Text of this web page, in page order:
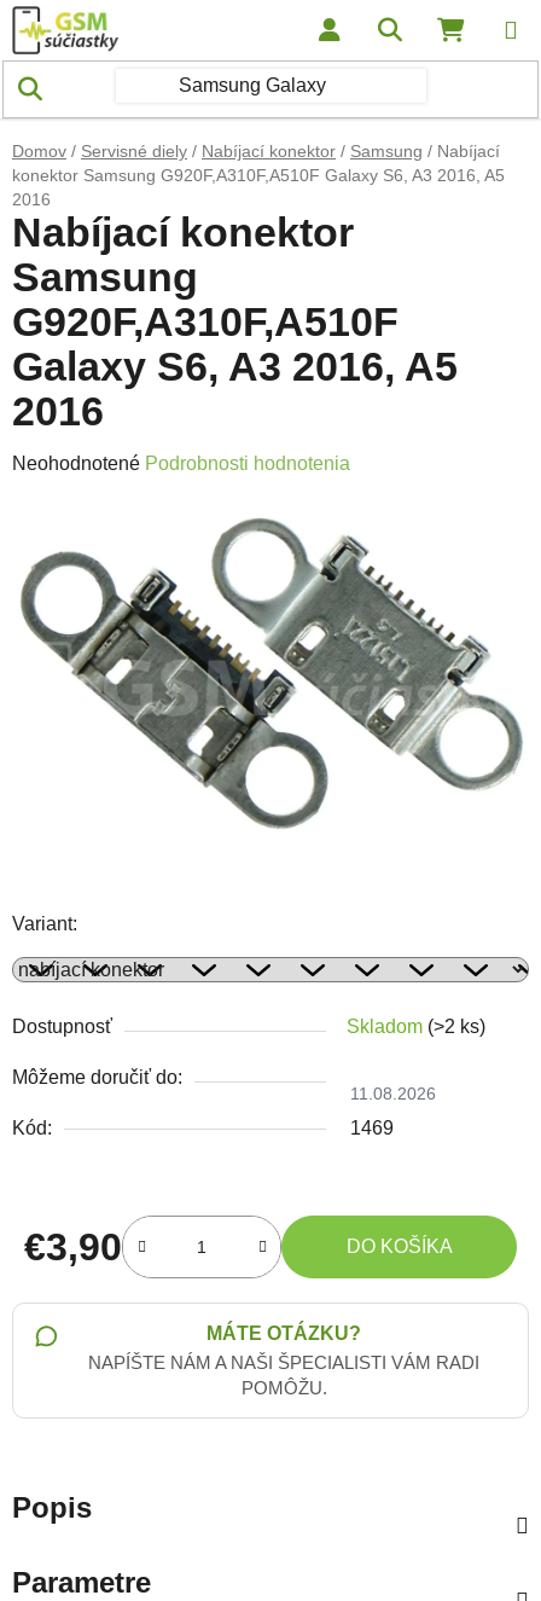
Prejsť na obsah Hľadať
Domov / Servisné diely / Nabíjací konektor / Samsung / Nabíjací
konektor Samsung G920F,A310F,A510F Galaxy S6, A3 2016, A5
2016
Variant:
Dostupnosť Skladom (>2 ks)
Môžeme doručiť do:
11.08.2026
Kód: 1469
€3,90
Jednotková cena:
DO KOŠÍKA
MÁTE OTÁZKU?
NAPÍŠTE NÁM A NAŠI ŠPECIALISTI VÁM RADI
POMÔŽU.
Nabíjací konektor
Samsung
G920F,A310F,A510F
Galaxy S6, A3 2016, A5
2016
Priemerné hodnotenie produktu je 0,0 z 5 hviezdičiek.
Neohodnotené Podrobnosti hodnotenia
Popis
Parametre